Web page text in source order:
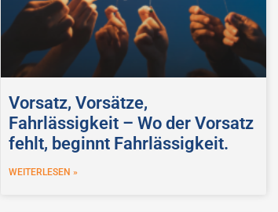
Vorsatz, Vorsätze,
Fahrlässigkeit – Wo der Vorsatz
fehlt, beginnt Fahrlässigkeit.
WEITERLESEN »